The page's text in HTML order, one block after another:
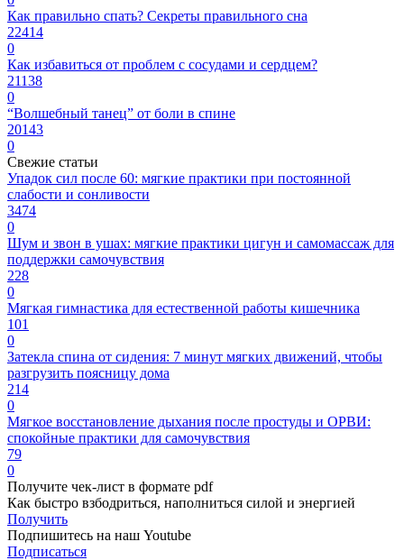
Как правильно спать? Секреты правильного сна
22414
0
Как избавиться от проблем с сосудами и сердцем?
21138
0
“Волшебный танец” от боли в спине
20143
0
Свежие статьи
Упадок сил после 60: мягкие практики при постоянной
слабости и сонливости
3474
0
Шум и звон в ушах: мягкие практики цигун и самомассаж для
поддержки самочувствия
228
0
Мягкая гимнастика для естественной работы кишечника
101
0
Затекла спина от сидения: 7 минут мягких движений, чтобы
разгрузить поясницу дома
214
0
Мягкое восстановление дыхания после простуды и ОРВИ:
спокойные практики для самочувствия
79
0
Получите чек-лист в формате pdf
Как быстро взбодриться, наполниться силой и энергией
Получить
Подпишитесь на наш Youtube
Подписаться